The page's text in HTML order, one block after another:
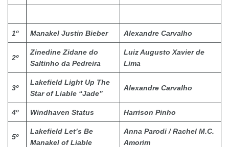
1º Manakel Justin Bieber Alexandre Carvalho
2º
Zinedine Zidane do
Saltinho da Pedreira
Luiz Augusto Xavier de
Lima
3º
Lakefield Light Up The
Star of Liable “Jade”
Alexandre Carvalho
4º Windhaven Status Harrison Pinho
5º
Lakefield Let’s Be
Manakel of Liable
Anna Parodi / Rachel M.C.
Amorim